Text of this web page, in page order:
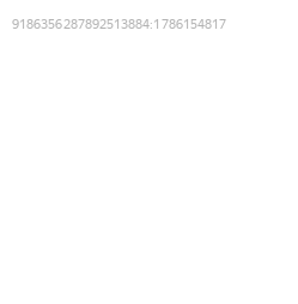
9186356287892513884:1786154817